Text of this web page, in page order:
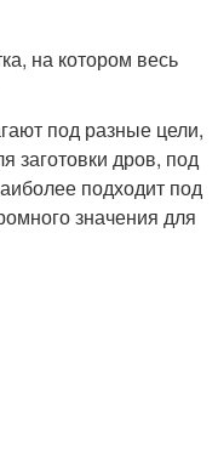
на котором весь
под разные цели,
заготовки дров, под
подходит под
значения для